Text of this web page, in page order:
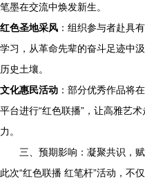
笔墨在交流中焕发新生。
红色圣地采风 ：组织参与者赴具
学习，从革命先辈的奋斗足迹中
历史土壤。
文化惠民活动 ：部分优秀作品将
平台进行“红色联播”，让高雅艺
力。
三、预期影响：凝聚共识，
此次“红色联播 红笔杆”活动，不